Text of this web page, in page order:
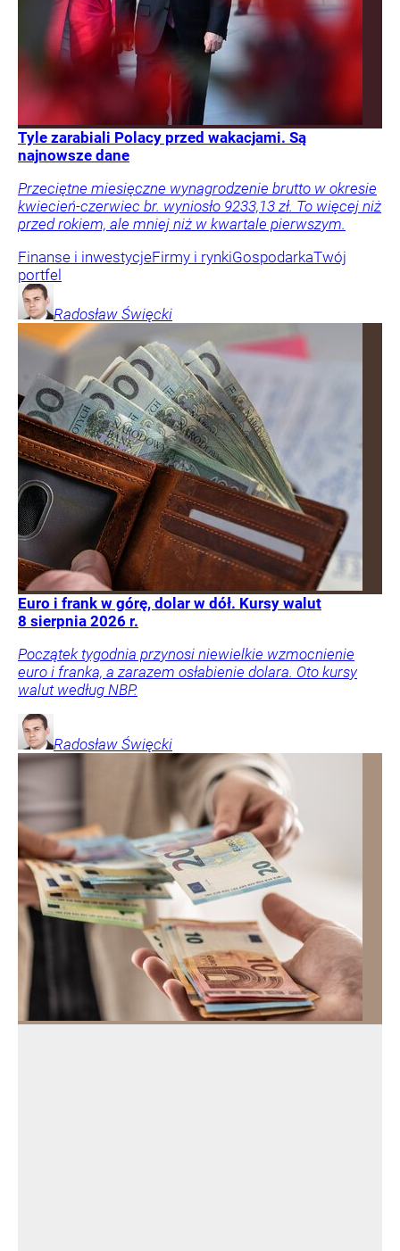
Tyle zarabiali Polacy przed wakacjami. Są
najnowsze dane
Przeciętne miesięczne wynagrodzenie brutto w okresie
kwiecień-czerwiec br. wyniosło 9233,13 zł. To więcej niż
przed rokiem, ale mniej niż w kwartale pierwszym.
Finanse i inwestycjeFirmy i rynkiGospodarkaTwój
portfel
Radosław Święcki
Euro i frank w górę, dolar w dół. Kursy walut
8 sierpnia 2026 r.
Początek tygodnia przynosi niewielkie wzmocnienie
euro i franka, a zarazem osłabienie dolara. Oto kursy
walut według NBP.
Radosław Święcki